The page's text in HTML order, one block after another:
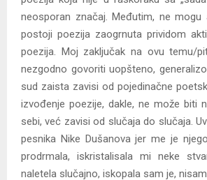
neosporan značaj. Međutim, ne
postoji poezija zaogrnuta prividom
poezija. Moj zaključak na ovu temu/
nezgodno govoriti uopšteno,
sud zaista zavisi od pojedinačne
izvođenje poezije, dakle, ne može biti
sebi, već zavisi od slučaja do slučaja.
pesnika Nike Dušanova jer me je
prodrmala, iskristalisala mi neke
naletela slučajno, iskopala sam je,